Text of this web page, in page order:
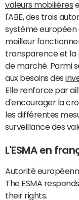
valeurs mobilières
l'ABE, des trois
système européen
meilleur
transparence et la
de marché. Parmi
aux besoins des
Elle renforce par
d'encourager la
les différentes
surveillance des
L'ESMA en
Autorité
The ESMA
their rights.